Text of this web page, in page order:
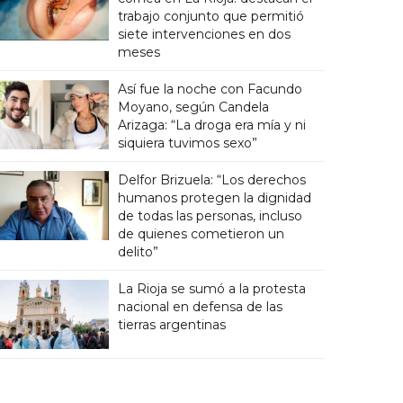
trabajo conjunto que permitió
siete intervenciones en dos
meses
Así fue la noche con Facundo
Moyano, según Candela
Arizaga: “La droga era mía y ni
siquiera tuvimos sexo”
Delfor Brizuela: “Los derechos
humanos protegen la dignidad
de todas las personas, incluso
de quienes cometieron un
delito”
La Rioja se sumó a la protesta
nacional en defensa de las
tierras argentinas